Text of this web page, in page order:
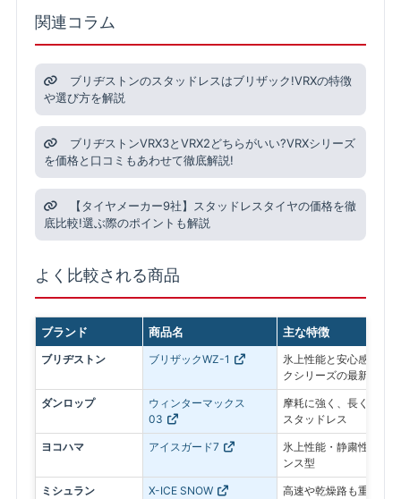
関連コラム
ブリヂストンのスタッドレスはブリザック!VRXの特徴
や選び方を解説
ブリヂストンVRX3とVRX2どちらがいい?VRXシリーズ
を価格と口コミもあわせて徹底解説!
【タイヤメーカー9社】スタッドレスタイヤの価格を徹
底比較!選ぶ際のポイントも解説
よく比較される商品
ブランド 商品名 主な特徴
ブリヂストン ブリザックWZ-1
氷上性能と安心感を最
クシリーズの最新モデル
ダンロップ
ウィンターマックス
03
摩耗に強く、長く使い
スタッドレス
ヨコハマ アイスガード7
氷上性能・静粛性・ロ
ンス型
ミシュラン X-ICE SNOW 高速や乾燥路も重視し